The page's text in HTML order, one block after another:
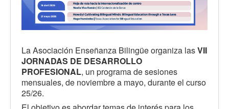
La Asociación Enseñanza Bilingüe organiza lasVII
JORNADAS DE DESARROLLO
PROFESIONAL, un programa de sesiones
mensuales, de noviembre a mayo, durante el curso
25/26.